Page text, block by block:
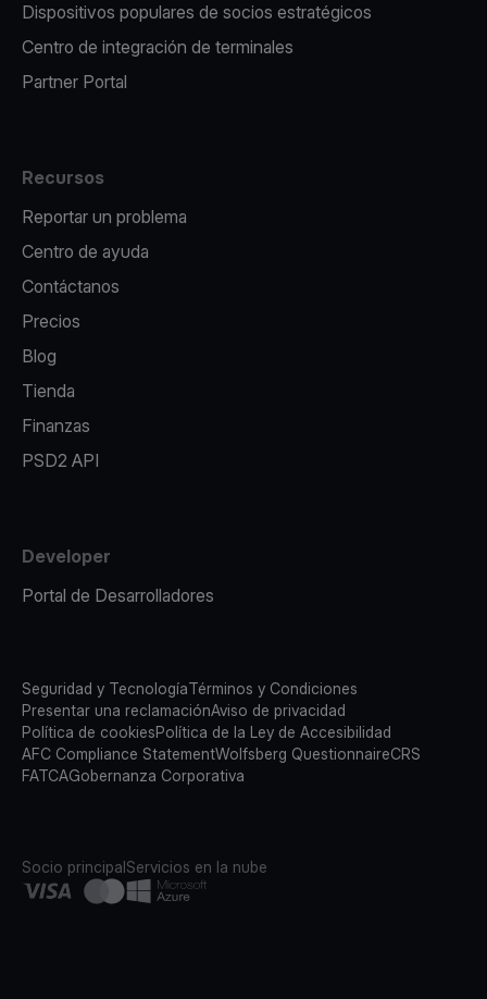
Dispositivos populares de socios estratégicos
Centro de integración de terminales
Partner Portal
Recursos
Reportar un problema
Centro de ayuda
Contáctanos
Precios
Blog
Tienda
Finanzas
PSD2 API
Developer
Portal de Desarrolladores
Seguridad y TecnologíaTérminos y Condiciones
Presentar una reclamaciónAviso de privacidad
Política de cookiesPolítica de la Ley de Accesibilidad
AFC Compliance StatementWolfsberg QuestionnaireCRS
FATCAGobernanza Corporativa
Socio principalServicios en la nube